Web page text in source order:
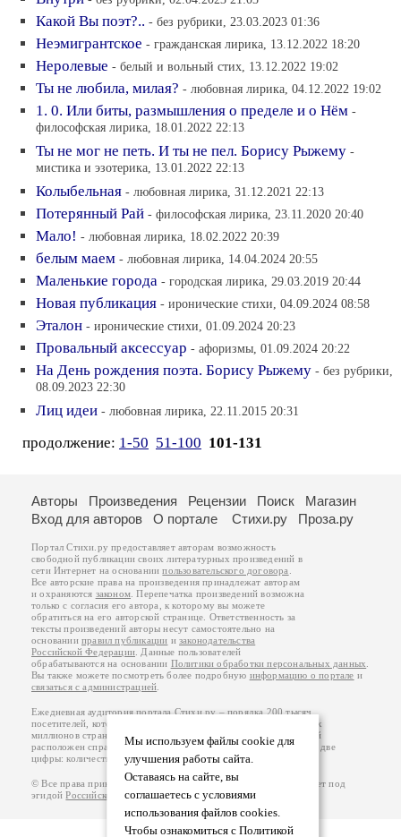
Какой Вы поэт?.. - без рубрики, 23.03.2023 01:36
Неэмигрантское - гражданская лирика, 13.12.2022 18:20
Неролевые - белый и вольный стих, 13.12.2022 19:02
Ты не любила, милая? - любовная лирика, 04.12.2022 19:02
1. 0. Или биты, размышления о пределе и о Нём -
философская лирика, 18.01.2022 22:13
Ты не мог не петь. И ты не пел. Борису Рыжему -
мистика и эзотерика, 13.01.2022 22:13
Колыбельная - любовная лирика, 31.12.2021 22:13
Потерянный Рай - философская лирика, 23.11.2020 20:40
Мало! - любовная лирика, 18.02.2022 20:39
белым маем - любовная лирика, 14.04.2024 20:55
Маленькие города - городская лирика, 29.03.2019 20:44
Новая публикация - иронические стихи, 04.09.2024 08:58
Эталон - иронические стихи, 01.09.2024 20:23
Провальный аксессуар - афоризмы, 01.09.2024 20:22
На День рождения поэта. Борису Рыжему - без рубрики,
08.09.2023 22:30
Лиц идеи - любовная лирика, 22.11.2015 20:31
продолжение: 1-50 51-100 101-131
Мы используем файлы cookie для
улучшения работы сайта.
Оставаясь на сайте, вы
соглашаетесь с условиями
использования файлов cookies.
Чтобы ознакомиться с Политикой
Авторы Произведения Рецензии Поиск
Магазин
Вход для авторов
О портале Стихи.ру Проза.ру
Портал Стихи.ру предоставляет авторам возможность
свободной публикации своих литературных произведений в
сети Интернет на основаниипользовательского договора
Все авторские права на произведения принадлежат авторам
и охраняются законом . Перепечатка произведений возможна
только с согласия его автора, к которому вы можете
обратиться на его авторской странице. Ответственность за
тексты произведений авторы несут самостоятельно на
основанииправил публикации изаконодательства
Российской Федерации . Данные пользователей
обрабатываются на основании Политики обработки персональных данных
Вы также можете посмотреть более подробную информацию о портале и
связаться с администрацией
Ежедневная аудитория портала Стихи.ру – порядка 200 тысяч
посетителей, которые в общей сумме просматривают более двух
миллионов страниц по данным счетчика посещаемости, который
расположен справа от этого текста. В каждой графе указано по две
цифры: количество просмотров и количество посетителей.
© Все права принадлежат авторам, 2000-2026. Портал работает под
эгидойРоссийского союза писателей.18+